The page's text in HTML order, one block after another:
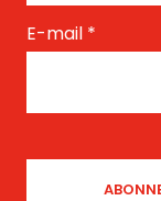
E-mail *